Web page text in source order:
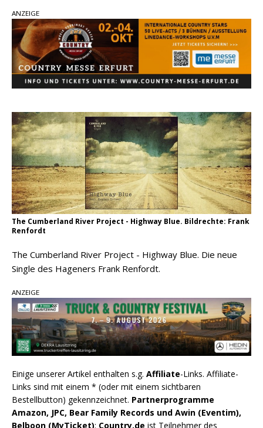
Parton, Bill Anderson und Shaboozey im Fokus
Chris Johnson & The Hollywood Hillbillies
kündigen neues Album mit „Better Days
Ahead“ an
Danke für Euer Vertrauen: Country.de erreicht
ANZEIGE
The Cumberland River Project - Highway Blue. Bildrechte: Frank
Renfordt
The Cumberland River Project - Highway Blue. Die neue
Single des Hageners Frank Renfordt.
ANZEIGE
Einige unserer Artikel enthalten s.g. Affiliate-Links. Affiliate-
Links sind mit einem * (oder mit einem sichtbaren
Bestellbutton) gekennzeichnet. Partnerprogramme
Amazon, JPC, Bear Family Records und Awin (Eventim),
Belboon (MyTicket): Country.de ist Teilnehmer des